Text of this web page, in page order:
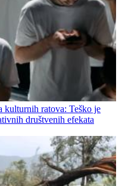
ratova: Teško je
društvenih efekata